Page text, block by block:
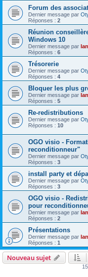
Forum des
Dernier message par
Réponses : 2
Réunion
Windows 10
Dernier message par
Réponses : 6
Trésorerie
Dernier message par
Réponses : 4
Bloquer les plus
Dernier message par
Réponses : 5
Re-redistributions
Dernier message par
Réponses : 10
OGO visio -
reconditionneur"
Dernier message par
Réponses : 3
install party et
Dernier message par
Réponses : 3
OGO visio -
pour
Dernier message par
Réponses : 2
Présentations
Dernier message par
Réponses : 1
Nouveau sujet